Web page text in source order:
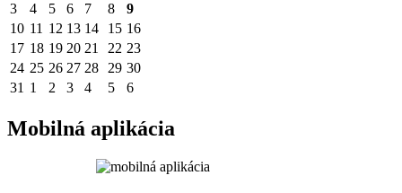
3
4 5 6 7 8
9
10 11 12 13 14 15 16
17 18 19 20 21 22 23
24 25 26 27 28 29 30
31 1 2 3 4 5 6
Mobilná aplikácia